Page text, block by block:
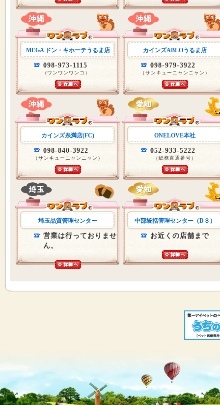
MEGA ドン・キホーテうるま店
098-973-1115
(ワンワンワンコ）
カインズABLOうるま店
098-979-3922
（サンキューニャンニャン）
カインズ糸満店(FC)
098-840-3922
（サンキューニャンニャン）
ONELOVE本社
052-933-5222
（総務直通番号）
埼玉品質管理センター
営業は行っておりませ
ん。
中部統括管理センター（D３）
お近くの店舗まで